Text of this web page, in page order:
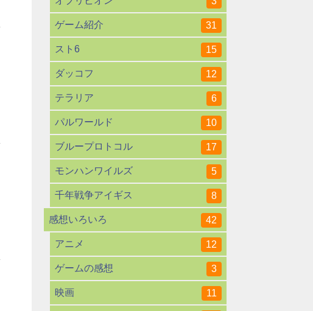
ゲーム紹介 31
スト6 15
ダッコフ 12
テラリア 6
パルワールド 10
ブループロトコル 17
モンハンワイルズ 5
千年戦争アイギス 8
感想いろいろ 42
アニメ 12
ゲームの感想 3
映画 11